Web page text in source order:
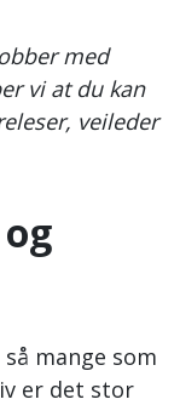
med
vi at du kan
veileder
mange som
er det stor